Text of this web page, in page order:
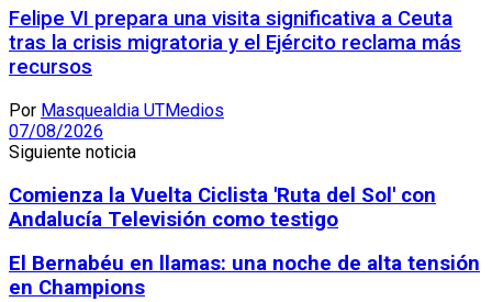
Felipe VI prepara una visita significativa a Ceuta
tras la crisis migratoria y el Ejército reclama más
recursos
Por Masquealdia UTMedios
07/08/2026
Siguiente noticia
Comienza la Vuelta Ciclista 'Ruta del Sol' con
Andalucía Televisión como testigo
El Bernabéu en llamas: una noche de alta tensión
en Champions